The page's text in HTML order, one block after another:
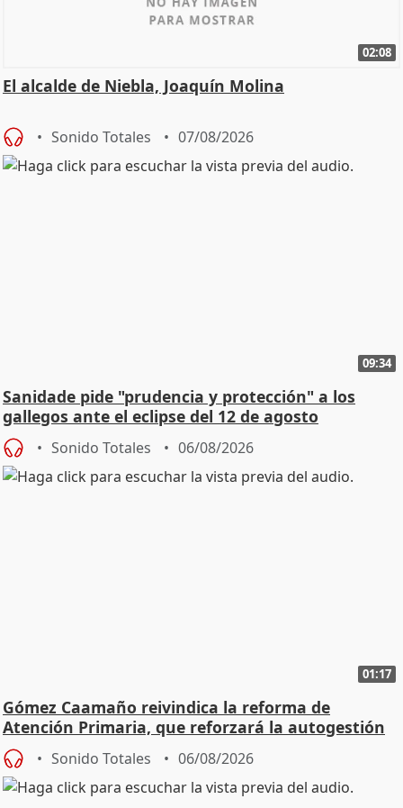
02:08
El alcalde de Niebla, Joaquín Molina
Sonido Totales 07/08/2026
09:34
Sanidade pide "prudencia y protección" a los
gallegos ante el eclipse del 12 de agosto
Sonido Totales 06/08/2026
01:17
Gómez Caamaño reivindica la reforma de
Atención Primaria, que reforzará la autogestión
Sonido Totales 06/08/2026